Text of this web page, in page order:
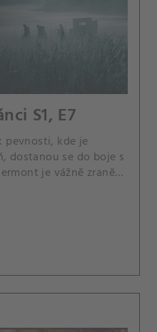
S1, E7
pevnosti, kde je
dostanou se do boje s
je vážně zraněn.